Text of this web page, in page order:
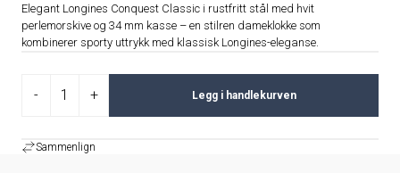
Elegant Longines Conquest Classic i rustfritt stål med hvit
perlemorskive og 34 mm kasse – en stilren dameklokke som
kombinerer sporty uttrykk med klassisk Longines-eleganse.
- + Legg i handlekurven
Sammenlign